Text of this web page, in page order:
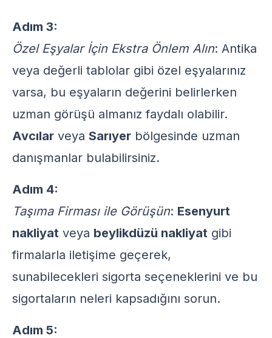
Adım 3:
Özel Eşyalar İçin Ekstra Önlem Alın: Antika
veya değerli tablolar gibi özel eşyalarınız
varsa, bu eşyaların değerini belirlerken
uzman görüşü almanız faydalı olabilir.
Avcılar veya Sarıyer bölgesinde uzman
danışmanlar bulabilirsiniz.
Adım 4:
Taşıma Firması ile Görüşün: Esenyurt
nakliyat veya beylikdüzü nakliyat gibi
firmalarla iletişime geçerek,
sunabilecekleri sigorta seçeneklerini ve bu
sigortaların neleri kapsadığını sorun.
Adım 5: